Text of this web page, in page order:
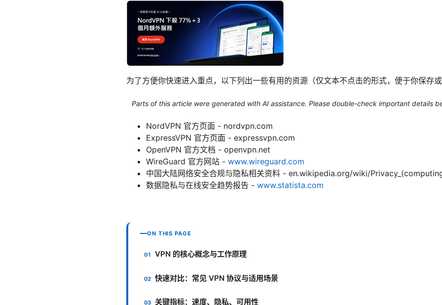
为了方便你快速进入重点，以下列出一些有用的资源（仅文本不点击的形式，便于你保存
Parts of this article were generated with AI assistance. Please double-check important details
NordVPN 官方页面 - nordvpn.com
ExpressVPN 官方页面 - expressvpn.com
OpenVPN 官方文档 - openvpn.net
WireGuard 官方网站 - www.wireguard.com
中国大陆网络安全合规与隐私相关资料 - en.wikipedia.org/wiki/
数据隐私与在线安全趋势报告 - www.statista.com
ON THIS PAGE
VPN 的核心概念与工作原理
快速对比：常见 VPN 协议与适用场景
关键指标：速度、隐私、可用性